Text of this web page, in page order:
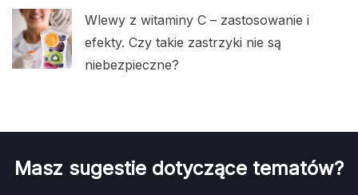
Wlewy z witaminy C – zastosowanie i
efekty. Czy takie zastrzyki nie są
niebezpieczne?
Masz sugestie dotyczące tematów?